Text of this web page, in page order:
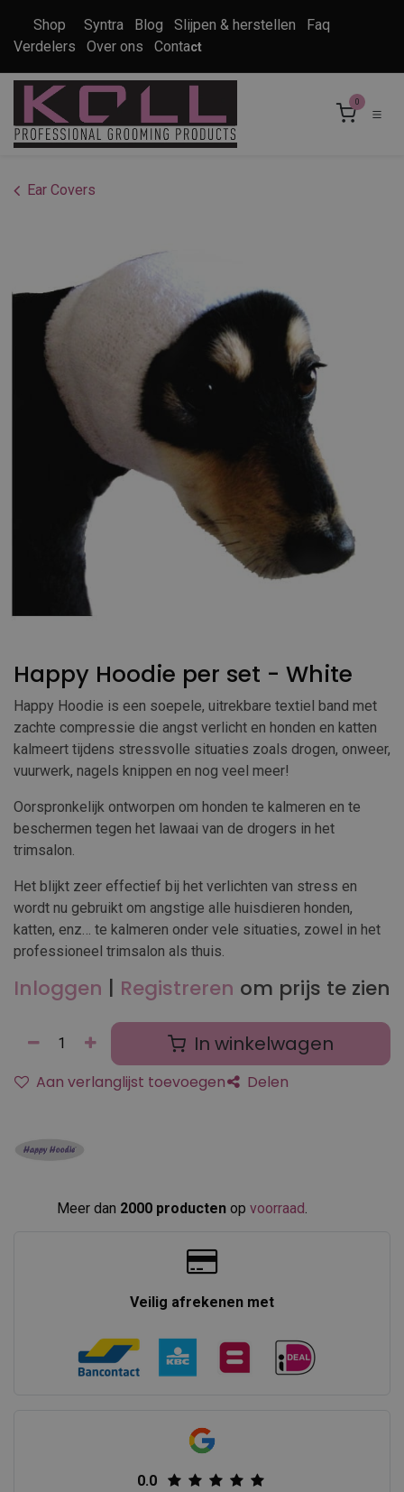
Shop Syntra Blog Slijpen & herstellen
Faq
Verdelers
Over ons Contact
0
Ear Covers
Happy Hoodie per set - White
Happy Hoodie is een soepele, uitrekbare textiel band met
zachte compressie die angst verlicht en honden en katten
kalmeert tijdens stressvolle situaties zoals drogen, onweer,
vuurwerk, nagels knippen en nog veel meer!
Oorspronkelijk ontworpen om honden te kalmeren en te
beschermen tegen het lawaai van de drogers in het
trimsalon.
Het blijkt zeer effectief bij het verlichten van stress en
wordt nu gebruikt om angstige alle huisdieren honden,
katten, enz… te kalmeren onder vele situaties, zowel in het
professioneel trimsalon als thuis.
Inloggen | Registreren om prijs te zien
In winkelwagen
Aan verlanglijst toevoegen Delen
Meer dan 2000 producten op voorraad
Veilig afrekenen met
0.0